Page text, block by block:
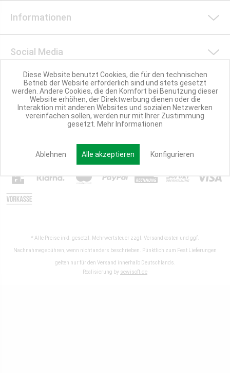
Informationen
Social Media
Nachhaltigkeit
Partner werden
* Alle Preise inkl. gesetzl. Mehrwertsteuer zzgl. Versandkosten und ggf.
Nachnahmegebühren, wenn nicht anders beschrieben. Pünktlich zum Fest Lieferungen
gelten nur für den Versand innerhalb Deutschlands.
Realisierung by sewisoft.de
Diese Website benutzt Cookies, die für den technischen
Betrieb der Website erforderlich sind und stets gesetzt
werden. Andere Cookies, die den Komfort bei Benutzung dieser
Website erhöhen, der Direktwerbung dienen oder die
Interaktion mit anderen Websites und sozialen Netzwerken
vereinfachen sollen, werden nur mit Ihrer Zustimmung
gesetzt. Mehr Informationen
Ablehnen Alle akzeptieren Konfigurieren